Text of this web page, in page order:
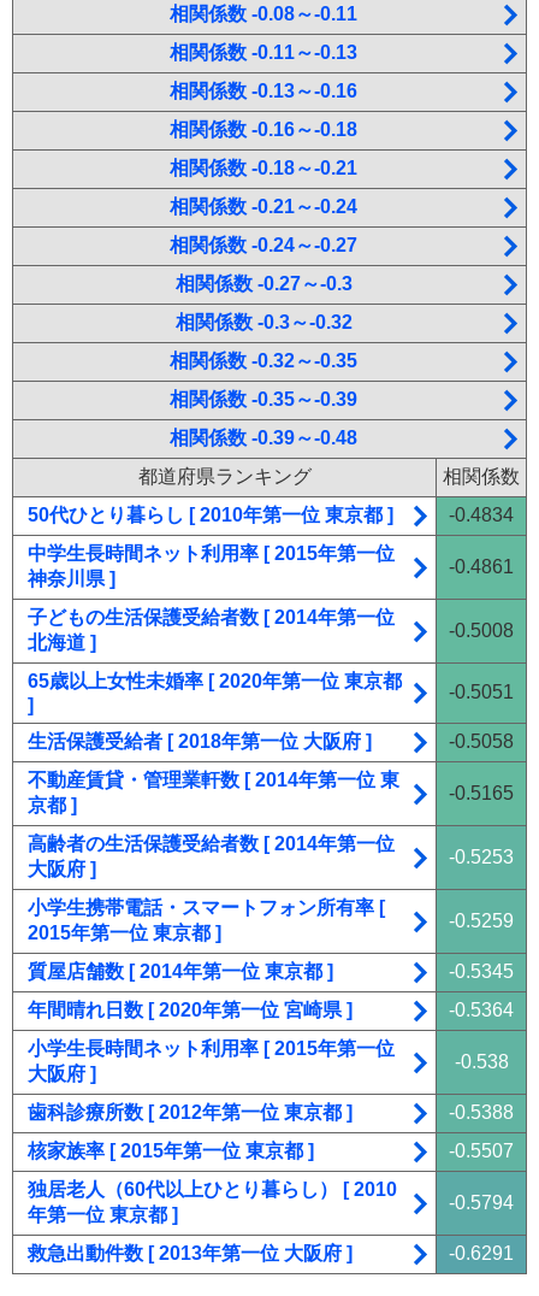
相関係数 -0.08～-0.11
相関係数 -0.11～-0.13
相関係数 -0.13～-0.16
相関係数 -0.16～-0.18
相関係数 -0.18～-0.21
相関係数 -0.21～-0.24
相関係数 -0.24～-0.27
相関係数 -0.27～-0.3
相関係数 -0.3～-0.32
相関係数 -0.32～-0.35
相関係数 -0.35～-0.39
相関係数 -0.39～-0.48
都道府県ランキング
相関係数
50代ひとり暮らし [ 2010年第一位 東京都 ]
-0.4834
中学生長時間ネット利用率 [ 2015年第一位
神奈川県 ]
-0.4861
子どもの生活保護受給者数 [ 2014年第一位
北海道 ]
-0.5008
65歳以上女性未婚率 [ 2020年第一位 東京都
]
-0.5051
生活保護受給者 [ 2018年第一位 大阪府 ]
-0.5058
不動産賃貸・管理業軒数 [ 2014年第一位 東
京都 ]
-0.5165
高齢者の生活保護受給者数 [ 2014年第一位
大阪府 ]
-0.5253
小学生携帯電話・スマートフォン所有率 [
2015年第一位 東京都 ]
-0.5259
質屋店舗数 [ 2014年第一位 東京都 ]
-0.5345
年間晴れ日数 [ 2020年第一位 宮崎県 ]
-0.5364
小学生長時間ネット利用率 [ 2015年第一位
大阪府 ]
-0.538
歯科診療所数 [ 2012年第一位 東京都 ]
-0.5388
核家族率 [ 2015年第一位 東京都 ]
-0.5507
独居老人（60代以上ひとり暮らし） [ 2010
年第一位 東京都 ]
-0.5794
救急出動件数 [ 2013年第一位 大阪府 ] -0.6291